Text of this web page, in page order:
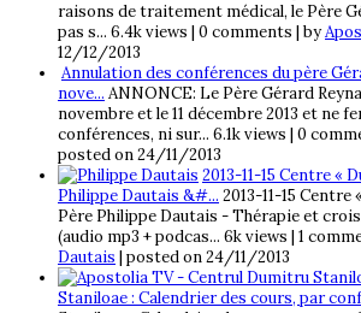
raisons de traitement médical, le Père
pas s... 6.4k views | 0 comments | by
12/12/2013
Annulation des conférences du père
nove... ANNONCE: Le Père Gérard
novembre et le 11 décembre 2013 et ne
conférences, ni sur... 6.1k views | 0
posted on 24/11/2013
2013-11-15 Centre «
Philippe Dautais &#... 2013-11-15
Père Philippe Dautais - Thérapie et
(audio mp3 + podcas... 6k views | 1
Dautais | posted on 24/11/2013
Staniloae : Calendrier des cours, par